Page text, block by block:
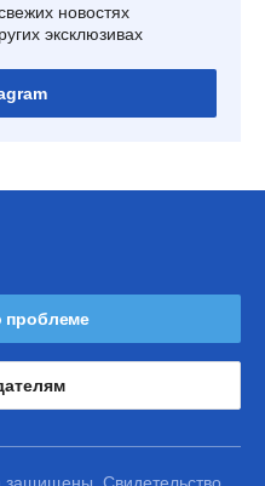
новостях
эксклюзивах
Свидетельство